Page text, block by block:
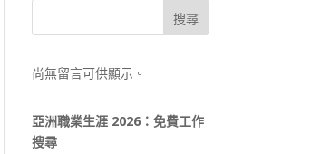
搜尋
尚無留言可供顯示。
亞洲職業生涯 2026：免費工作
搜尋